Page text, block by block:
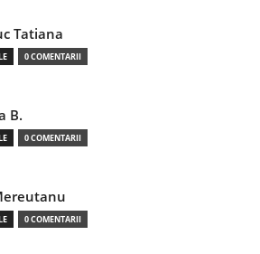
Tatiana
0 COMENTARII
B.
0 COMENTARII
0 COMENTARII